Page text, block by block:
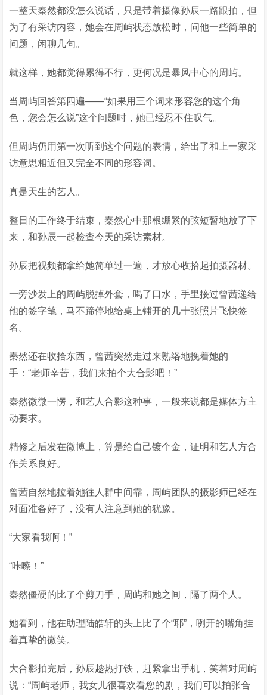
一整天秦然都没怎么说话，只是带着摄像孙辰一路跟拍，但
为了有采访内容，她会在周屿状态放松时，问他一些简单的
问题，闲聊几句。
就这样，她都觉得累得不行，更何况是暴风中心的周屿。
当周屿回答第四遍——“如果用三个词来形容您的这个角
色，您会怎么说”这个问题时，她已经忍不住叹气。
但周屿仍用第一次听到这个问题的表情，给出了和上一家采
访意思相近但又完全不同的形容词。
真是天生的艺人。
整日的工作终于结束，秦然心中那根绷紧的弦短暂地放了下
来，和孙辰一起检查今天的采访素材。
孙辰把视频都拿给她简单过一遍，才放心收拾起拍摄器材。
一旁沙发上的周屿脱掉外套，喝了口水，手里接过曾茜递给
他的签字笔，马不蹄停地给桌上铺开的几十张照片飞快签
名。
秦然还在收拾东西，曾茜突然走过来熟络地挽着她的
手：“老师辛苦，我们来拍个大合影吧！”
秦然微微一愣，和艺人合影这种事，一般来说都是媒体方主
动要求。
精修之后发在微博上，算是给自己镀个金，证明和艺人方合
作关系良好。
曾茜自然地拉着她往人群中间靠，周屿团队的摄影师已经在
对面准备好了，没有人注意到她的犹豫。
“大家看我啊！”
“咔嚓！”
秦然僵硬的比了个剪刀手，周屿和她之间，隔了两个人。
她看到，他在助理陆皓轩的头上比了个“耶”，咧开的嘴角挂
着真挚的微笑。
大合影拍完后，孙辰趁热打铁，赶紧拿出手机，笑着对周屿
说：“周屿老师，我女儿很喜欢看您的剧，我们可以拍张合